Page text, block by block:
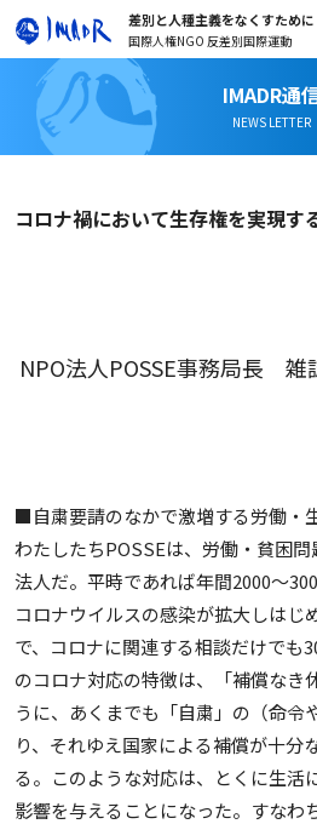
差別と人種主義をなくすために
国際人権NGO 反差別国際運動
IMADR通
NEWS LETTER
コロナ禍において生存権を実現す
NPO法人POSSE事務局長 雑
■自粛要請のなかで激増する労働・
わたしたちPOSSEは、労働・貧困
法人だ。平時であれば年間2000〜
コロナウイルスの感染が拡大しはじ
で、コロナに関連する相談だけでも
のコロナ対応の特徴は、「補償なき
うに、あくまでも「自粛」の（命令
り、それゆえ国家による補償が十分
る。このような対応は、とくに生活
影響を与えることになった。すなわ